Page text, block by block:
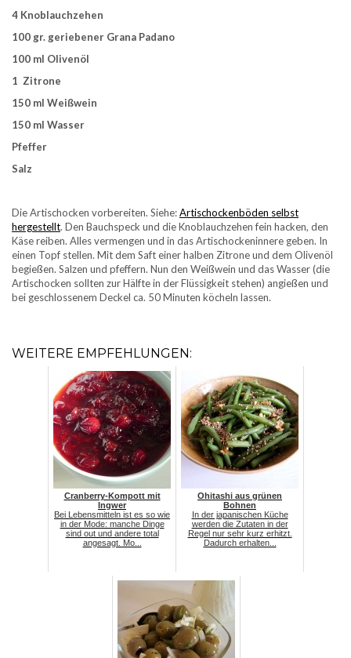
4 Knoblauchzehen
100 gr. geriebener Grana Padano
100 ml Olivenöl
1 Zitrone
150 ml Weißwein
150 ml Wasser
Pfeffer
Salz
Die Artischocken vorbereiten. Siehe:Artischockenböden selbst
hergestellt. Den Bauchspeck und die Knoblauchzehen fein hacken, den
Käse reiben. Alles vermengen und in das Artischockeninnere geben. In
einen Topf stellen. Mit dem Saft einer halben Zitrone und dem Olivenöl
begießen. Salzen und pfeffern. Nun den Weißwein und das Wasser (die
Artischocken sollten zur Hälfte in der Flüssigkeit stehen) angießen und
bei geschlossenem Deckel ca. 50 Minuten köcheln lassen.
WEITERE EMPFEHLUNGEN:
Cranberry-Kompott mit
Ingwer
Bei Lebensmitteln ist es so wie
in der Mode: manche Dinge
sind out und andere total
angesagt. Mo...
Ohitashi aus grünen
Bohnen
In der japanischen Küche
werden die Zutaten in der
Regel nur sehr kurz erhitzt.
Dadurch erhalten...